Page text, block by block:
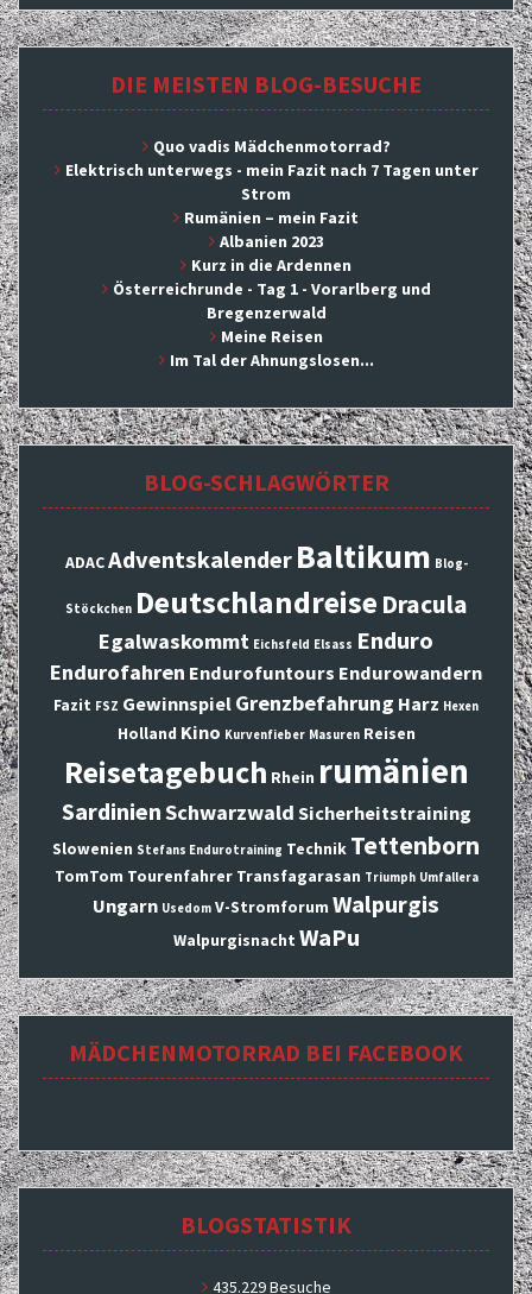
DIE MEISTEN BLOG-BESUCHE
Quo vadis Mädchenmotorrad?
Elektrisch unterwegs - mein Fazit nach 7 Tagen unter
Strom
Rumänien – mein Fazit
Albanien 2023
Kurz in die Ardennen
Österreichrunde - Tag 1 - Vorarlberg und
Bregenzerwald
Meine Reisen
Im Tal der Ahnungslosen...
BLOG-SCHLAGWÖRTER
ADACAdventskalender Baltikum Blog-
Stöckchen Deutschlandreise Dracula
Egalwaskommt Eichsfeld Elsass Enduro
Endurofahren Endurofuntours Endurowandern
Fazit FSZ Gewinnspiel Grenzbefahrung Harz Hexen
Holland Kino Kurvenfieber Masuren Reisen
Reisetagebuch Rhein rumänien
SardinienSchwarzwald Sicherheitstraining
Slowenien Stefans Endurotraining Technik Tettenborn
TomTom Tourenfahrer Transfagarasan Triumph Umfallera
Ungarn Usedom V-Stromforum Walpurgis
Walpurgisnacht WaPu
MÄDCHENMOTORRAD BEI FACEBOOK
BLOGSTATISTIK
435.229 Besuche